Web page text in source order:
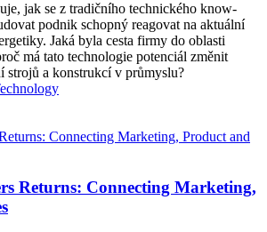
jak se z tradičního technického know-
podnik schopný reagovat na aktuální
Jaká byla cesta firmy do oblasti
má tato technologie potenciál změnit
strojů a konstrukcí v průmyslu?
Returns: Connecting Marketing,